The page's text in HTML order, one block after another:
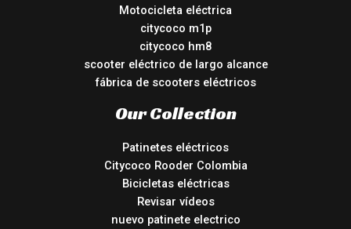
Motocicleta eléctrica
citycoco m1p
citycoco hm8
scooter eléctrico de largo alcance
fábrica de scooters eléctricos
Our Collection
Patinetes eléctricos
Citycoco Rooder Colombia
Bicicletas eléctricas
Revisar vídeos
nuevo patinete electrico